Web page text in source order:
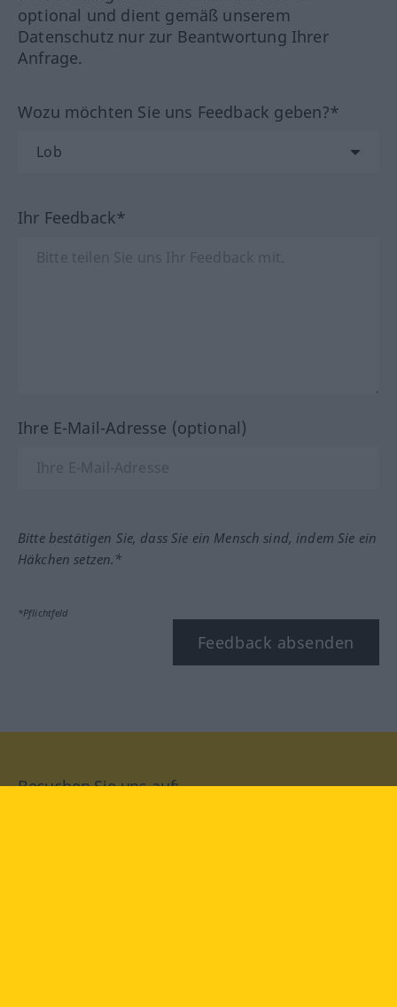
optional und dient gemäß unserem
Datenschutz nur zur Beantwortung Ihrer
Anfrage.
Wozu möchten Sie uns Feedback geben?*
Ihr Feedback*
Ihre E-Mail-Adresse (optional)
Bitte bestätigen Sie, dass Sie ein Mensch sind, indem Sie ein
Häkchen setzen.*
*Pflichtfeld
Feedback absenden
Besuchen Sie uns auf: